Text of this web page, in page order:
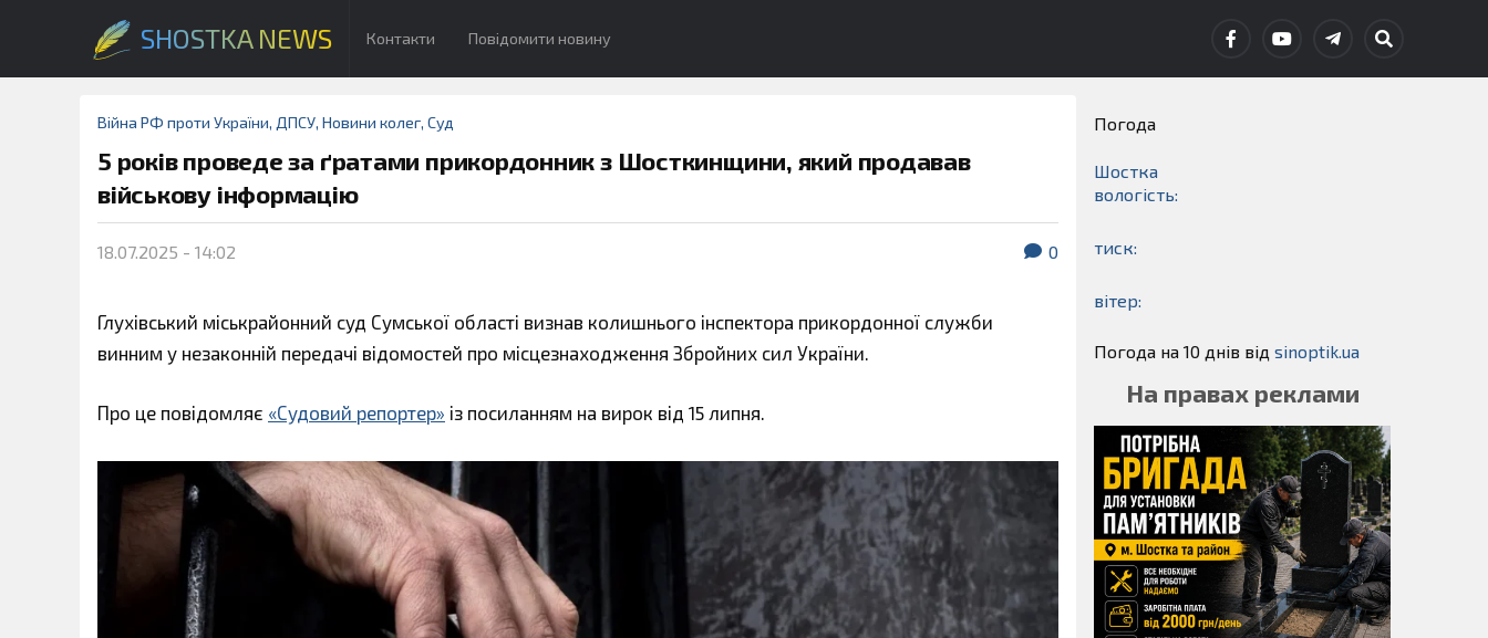
SHOSTKA NEWS Контакти Повідомити новину
Війна РФ проти України, ДПСУ, Новини колег, Суд
5 років проведе за ґратами прикордонник з Шосткинщини, який продавав
військову інформацію
18.07.2025 - 14:02 0
Глухівський міськрайонний суд Сумської області визнав колишнього інспектора прикордонної служби
винним у незаконній передачі відомостей про місцезнаходження Збройних сил України.
Про це повідомляє «Судовий репортер» із посиланням на вирок від 15 липня.
Погода
Шостка
вологість:
тиск:
вітер:
Погода на 10 днів від sinoptik.ua
На правах реклами